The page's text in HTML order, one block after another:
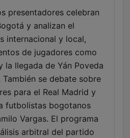
presentadores celebran
y analizan el
internacional y local,
de jugadores como
la llegada de Yán Poveda
se debate sobre
para el Real Madrid y
futbolistas bogotanos
Vargas. El programa
arbitral del partido